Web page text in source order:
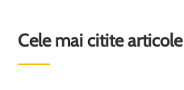
Cele mai citite articole